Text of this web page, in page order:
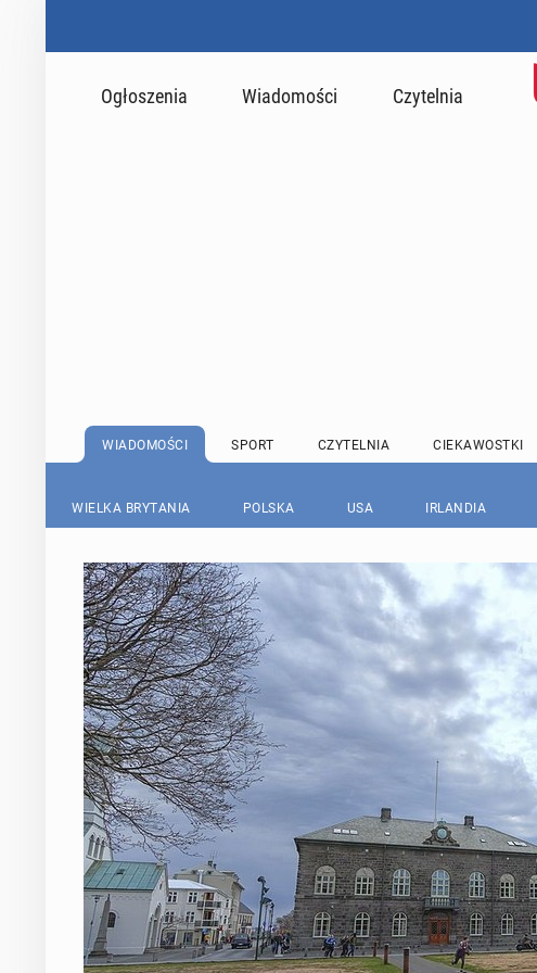
Ogłoszenia Wiadomości Czytelnia
WIADOMOŚCI SPORT CZYTELNIA CIEKAWOSTKI
WIELKA BRYTANIA POLSKA USA IRLANDIA